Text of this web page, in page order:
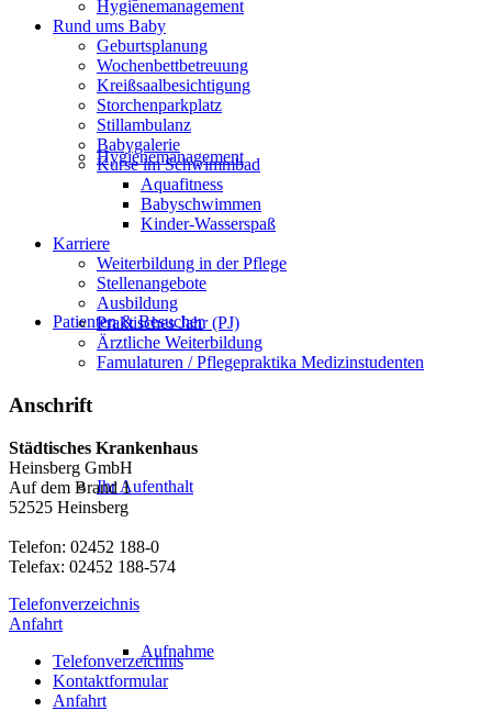
Hygienemanagement
Patienten & Besucher
Ihr Aufenthalt
Aufnahme
Hygienemanagement
Rund ums Baby
Geburtsplanung
Wochenbettbetreuung
Kreißsaalbesichtigung
Storchenparkplatz
Stillambulanz
Babygalerie
Kurse im Schwimmbad
Aquafitness
Babyschwimmen
Kinder-Wasserspaß
Karriere
Weiterbildung in der Pflege
Stellenangebote
Ausbildung
Praktisches Jahr (PJ)
Ärztliche Weiterbildung
Famulaturen / Pflegepraktika Medizinstudenten
Anschrift
Städtisches Krankenhaus
Heinsberg GmbH
Auf dem Brand 1
52525 Heinsberg
Telefon: 02452 188-0
Telefax: 02452 188-574
Telefonverzeichnis
Anfahrt
Telefonverzeichnis
Kontaktformular
Anfahrt